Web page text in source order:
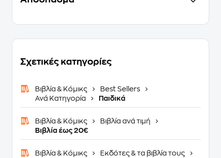
Σχετικές κατηγορίες
Βιβλία & Κόμικς
Best Sellers
Ανά Κατηγορία
Παιδικά
Βιβλία & Κόμικς
Βιβλία ανά τιμή
Βιβλία έως 20€
Βιβλία & Κόμικς
Εκδότες & τα βιβλία τους